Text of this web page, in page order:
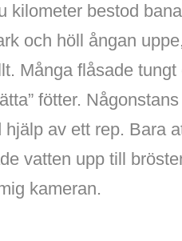
kilometer bestod
och höll ångan
Många flåsade
fötter.
hjälp av ett rep. Bara
vatten upp till
kameran.